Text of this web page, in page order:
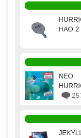
HAO 2
NEO